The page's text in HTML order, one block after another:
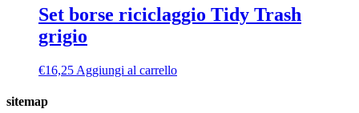
Set borse riciclaggio Tidy Trash
grigio
€16,25 Aggiungi al carrello
sitemap